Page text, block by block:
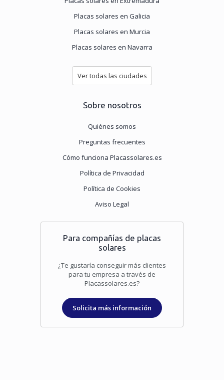
Placas solares en Galicia
Placas solares en Murcia
Placas solares en Navarra
Ver todas las ciudades
Sobre nosotros
Quiénes somos
Preguntas frecuentes
Cómo funciona Placassolares.es
Política de Privacidad
Política de Cookies
Aviso Legal
Para compañías de placas
solares
¿Te gustaría conseguir más clientes
para tu empresa a través de
Placassolares.es?
Solicita más información